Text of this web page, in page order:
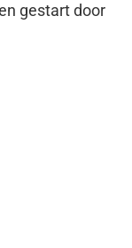
gestart door